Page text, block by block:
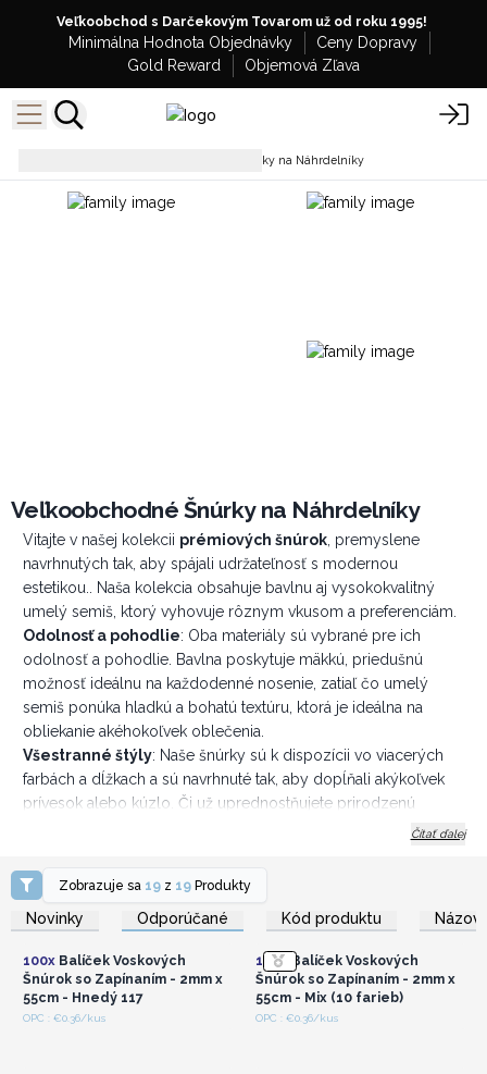
Veľkoobchod s Darčekovým Tovarom už od roku 1995!
Minimálna Hodnota Objednávky
Ceny Dopravy
Gold Reward
Objemová Zľava
Veľkoobchodné Šnúrky na Náhrdelníky
Veľkoobchodné Šnúrky na Náhrdelníky
Vitajte v našej kolekcii prémiových šnúrok, premyslene
navrhnutých tak, aby spájali udržateľnosť s modernou
estetikou.. Naša kolekcia obsahuje bavlnu aj vysokokvalitný
umelý semiš, ktorý vyhovuje rôznym vkusom a preferenciám.
Odolnosť a pohodlie: Oba materiály sú vybrané pre ich
odolnosť a pohodlie. Bavlna poskytuje mäkkú, priedušnú
možnosť ideálnu na každodenné nosenie, zatiaľ čo umelý
semiš ponúka hladkú a bohatú textúru, ktorá je ideálna na
obliekanie akéhokoľvek oblečenia.
Všestranné štýly: Naše šnúrky sú k dispozícii vo viacerých
farbách a dĺžkach a sú navrhnuté tak, aby dopĺňali akýkoľvek
prívesok alebo kúzlo. Či už uprednostňujete prirodzenú
eleganciu bavlny alebo sofistikovaný nádych umelého semišu,
Skombinujte a zlaďte naše šnúrky s vašimi obľúbenými
príveskami pre personalizovaný vzhľad. Niektoré druhy šnúrok
majú pevnú, ľahko použiteľnú sponu, ktorá zaisťuje, že vaše
príslušenstvo je bezpečí a ľahko vymeniteľné.
Či už hľadáte niečo živé, čo vynikne, alebo jemný odtieň, ktorý
by splynul, máme pre vás perfektnú šnúrku.
Čítať ďalej
Zobrazuje sa 19 z 19 Produkty
Novinky Odporúčané Kód produktu Názov
Prihláste sa alebo
zaregistrujte sa pre
veľkoobchodné ceny
100xBalíček Voskových
Šnúrok so Zapínaním - 2mm x
55cm - Hnedý 117
OPC : €0.36/kus
zaregistrujte sa pre
veľkoobchodné ceny
100x
Balíček Voskových
Šnúrok so Zapínaním - 2mm x
55cm - Mix (10 farieb)
OPC : €0.36/kus
Prihláste sa alebo
Prihláste sa alebo